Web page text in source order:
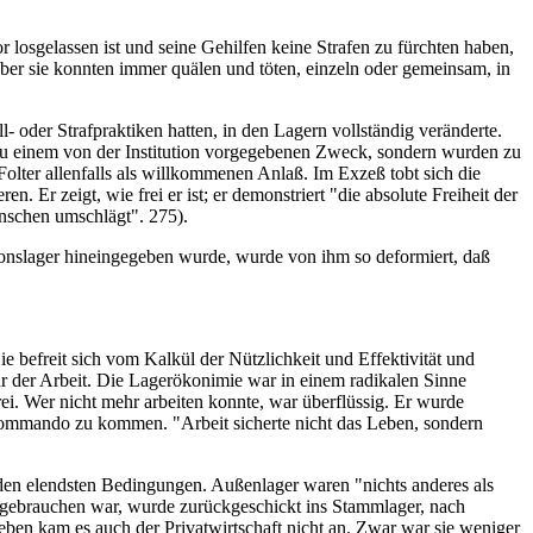
ist und seine Gehilfen keine Strafen zu fürchten haben,
sie konnten immer quälen und töten, einzeln oder gemeinsam, in
oder Strafpraktiken hatten, in den Lagern vollständig veränderte.
von der Institution vorgegebenen Zweck, sondern wurden zu
allenfalls als willkommenen Anlaß. Im Exzeß tobt sich die
Er zeigt, wie frei er ist; er demonstriert "die absolute Freiheit der
umschlägt". 275).
hineingegeben wurde, wurde von ihm so deformiert, daß
befreit sich vom Kalkül der Nützlichkeit und Effektivität und
der Arbeit. Die Lagerökonimie war in einem radikalen Sinne
Wer nicht mehr arbeiten konnte, war überflüssig. Er wurde
zu kommen. "Arbeit sicherte nicht das Leben, sondern
elendsten Bedingungen. Außenlager waren "nichts anderes als
war, wurde zurückgeschickt ins Stammlager, nach
kam es auch der Privatwirtschaft nicht an. Zwar war sie weniger